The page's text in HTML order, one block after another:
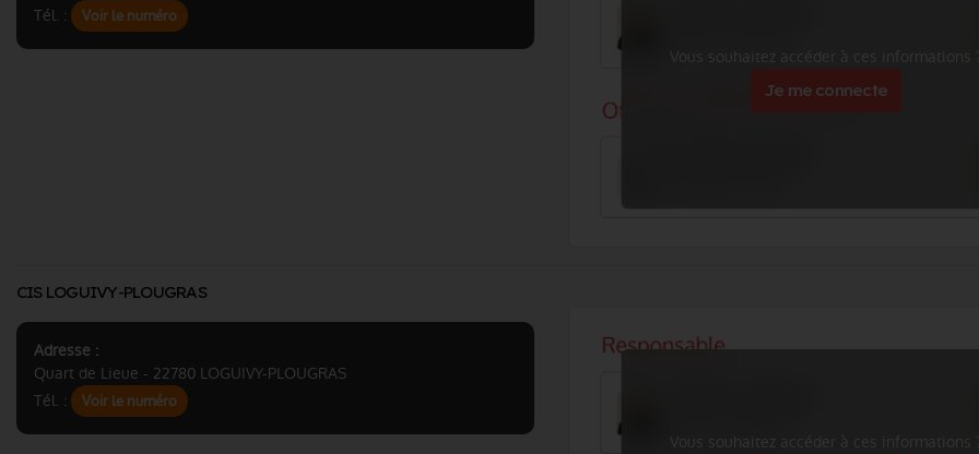
Tél. :
Voir le numéro
Vous souhaitez accéder à ces informations
Je me connecte
CIS LOGUIVY-PLOUGRAS
Adresse :
Quart de Lieue - 22780 LOGUIVY-PLOUGRAS
Tél. :
Voir le numéro
Vous souhaitez accéder à ces informations